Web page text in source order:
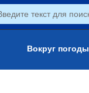
Вокруг погоды